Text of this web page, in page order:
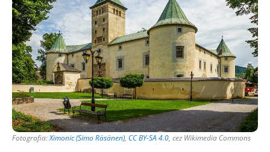
Fotografia:Ximonic (Simo Räsänen), CC BY-SA 4.0, cez Wikimedia Commons